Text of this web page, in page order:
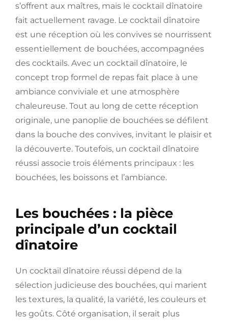
s’offrent aux maîtres, mais le cocktail dînatoire
fait actuellement ravage. Le cocktail dînatoire
est une réception où les convives se nourrissent
essentiellement de bouchées, accompagnées
des cocktails. Avec un cocktail dînatoire, le
concept trop formel de repas fait place à une
ambiance conviviale et une atmosphère
chaleureuse. Tout au long de cette réception
originale, une panoplie de bouchées se défilent
dans la bouche des convives, invitant le plaisir et
la découverte. Toutefois, un cocktail dînatoire
réussi associe trois éléments principaux : les
bouchées, les boissons et l’ambiance.
Les bouchées : la pièce
principale d’un cocktail
dînatoire
Un cocktail dînatoire réussi dépend de la
sélection judicieuse des bouchées, qui marient
les textures, la qualité, la variété, les couleurs et
les goûts. Côté organisation, il serait plus